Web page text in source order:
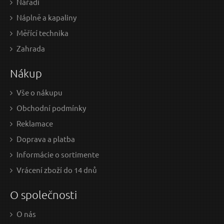
10.57 EUR bez DPH
Skladem
Náplně a kapaliny
Měřící technika
Zahrada
Nákup
Vše o nákupu
Obchodní podmínky
Reklamace
Doprava a platba
Informácie o sortimente
Vrácení zboží do 14 dnů
O společnosti
O nás